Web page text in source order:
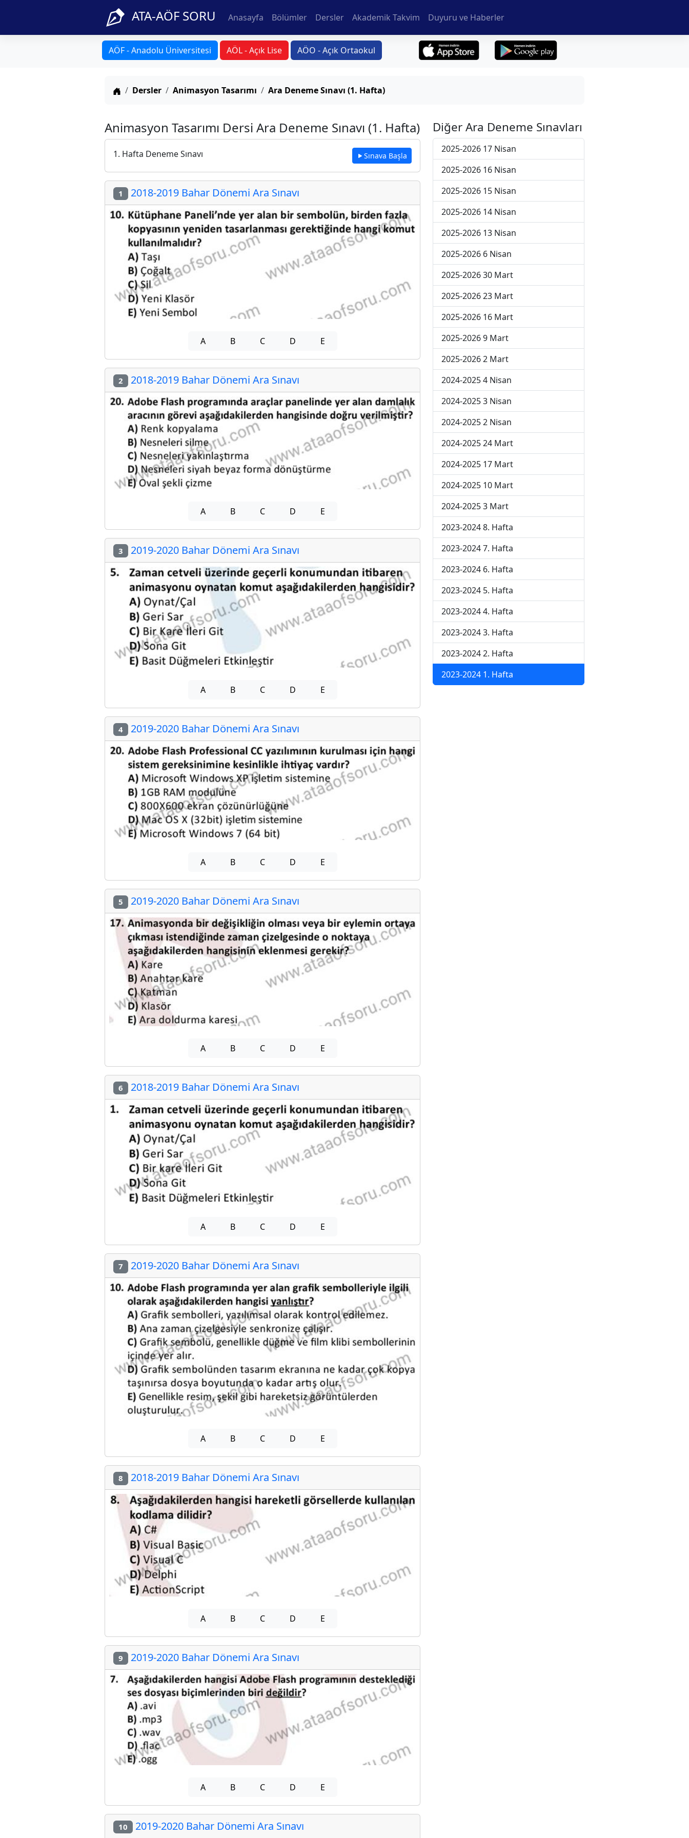
ATA-AÖF SORU Anasayfa Bölümler Dersler Akademik Takvim Duyuru ve Haberler
AÖF - Anadolu Üniversitesi AÖL - Açık Lise AÖO - Açık Ortaokul
Anasayfa
Dersler Animasyon Tasarımı Ara Deneme Sınavı (1. Hafta)
Animasyon Tasarımı Dersi Ara Deneme Sınavı (1. Hafta)
1. Hafta Deneme Sınavı Sınava Başla
1 2018-2019 Bahar Dönemi Ara Sınavı
A B C D E
2 2018-2019 Bahar Dönemi Ara Sınavı
A B C D E
3 2019-2020 Bahar Dönemi Ara Sınavı
A B C D E
4 2019-2020 Bahar Dönemi Ara Sınavı
A B C D E
5 2019-2020 Bahar Dönemi Ara Sınavı
A B C D E
6 2018-2019 Bahar Dönemi Ara Sınavı
A B C D E
7 2019-2020 Bahar Dönemi Ara Sınavı
A B C D E
8 2018-2019 Bahar Dönemi Ara Sınavı
A B C D E
9 2019-2020 Bahar Dönemi Ara Sınavı
A B C D E
10 2019-2020 Bahar Dönemi Ara Sınavı
Diğer Ara Deneme Sınavları
2025-2026 17 Nisan
2025-2026 16 Nisan
2025-2026 15 Nisan
2025-2026 14 Nisan
2025-2026 13 Nisan
2025-2026 6 Nisan
2025-2026 30 Mart
2025-2026 23 Mart
2025-2026 16 Mart
2025-2026 9 Mart
2025-2026 2 Mart
2024-2025 4 Nisan
2024-2025 3 Nisan
2024-2025 2 Nisan
2024-2025 24 Mart
2024-2025 17 Mart
2024-2025 10 Mart
2024-2025 3 Mart
2023-2024 8. Hafta
2023-2024 7. Hafta
2023-2024 6. Hafta
2023-2024 5. Hafta
2023-2024 4. Hafta
2023-2024 3. Hafta
2023-2024 2. Hafta
2023-2024 1. Hafta